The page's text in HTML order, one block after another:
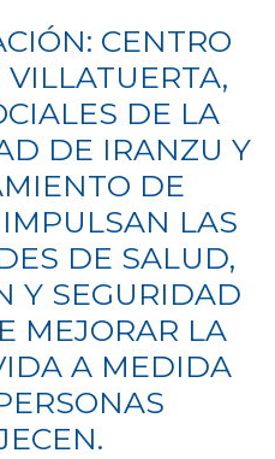
CENTRO
DE LA
DE IRANZU Y
DE
LAS
DE SALUD,
Y SEGURIDAD
MEJORAR LA
A MEDIDA